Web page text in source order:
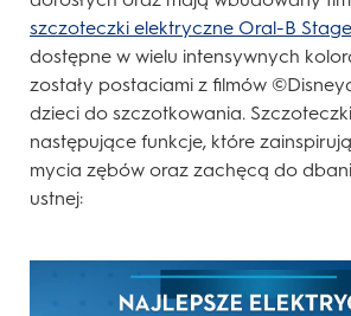
szczoteczki elektryczne Oral-B
dostępne w wielu intensywnych
zostały postaciami z filmów
dzieci do szczotkowania.
następujące funkcje, które
mycia zębów oraz zachęcą do
ustnej: